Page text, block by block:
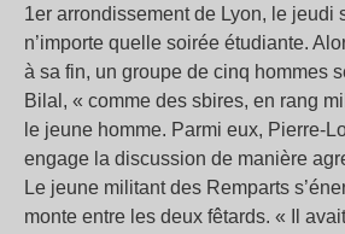
1er arrondissement de Lyon, le jeudi
n’importe quelle soirée étudiante.
à sa fin, un groupe de cinq hommes
Bilal, « comme des sbires, en rang
le jeune homme. Parmi eux, Pierre-
engage la discussion de manière
Le jeune militant des Remparts
monte entre les deux fêtards. « Il